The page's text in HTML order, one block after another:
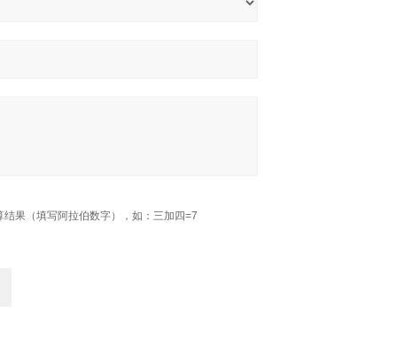
结果（填写阿拉伯数字），如：三加四=7